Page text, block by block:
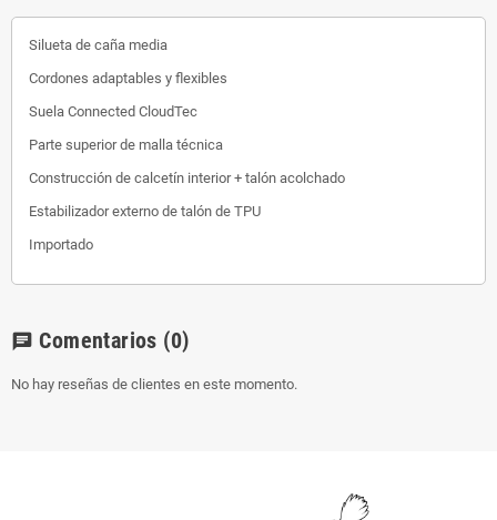
Silueta de caña media
Cordones adaptables y flexibles
Suela Connected CloudTec
Parte superior de malla técnica
Construcción de calcetín interior + talón acolchado
Estabilizador externo de talón de TPU
Importado
chat Comentarios (0)
No hay reseñas de clientes en este momento.